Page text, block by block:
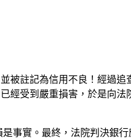
被註記為信用不良！經過追
經受到嚴重損害，於是向法
事實。最終，法院判決銀